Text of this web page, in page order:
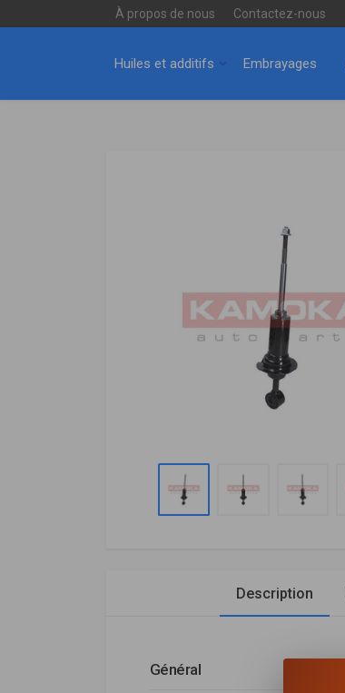
À propos de nous Contactez-nous
Huiles et additifs Embrayages
Description
Général